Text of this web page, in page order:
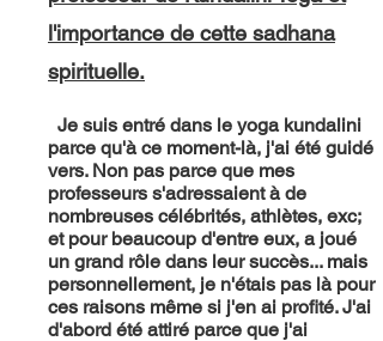
l'importance de cette sadhana
spirituelle.
Je suis entré dans le yoga kundalini
parce qu'à ce moment-là, j'ai été guidé
vers. Non pas parce que mes
professeurs s'adressaient à de
nombreuses célébrités, athlètes, exc;
et pour beaucoup d'entre eux, a joué
un grand rôle dans leur succès... mais
personnellement, je n'étais pas là pour
ces raisons même si j'en ai profité. J'ai
d'abord été attiré parce que j'ai